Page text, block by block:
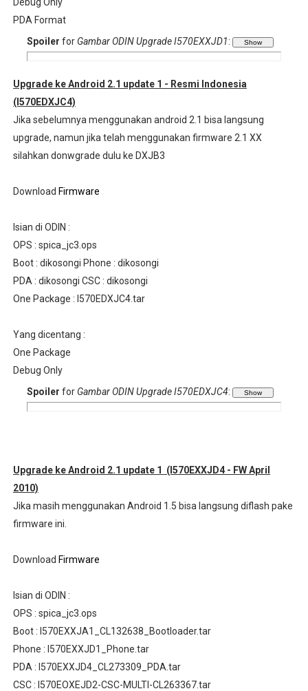
PDA Format
Spoiler for Gambar ODIN Upgrade I570EXXJD1:
Upgrade ke Android 2.1 update 1 - Resmi Indonesia
(I570EDXJC4)
Jika sebelumnya menggunakan android 2.1 bisa langsung
upgrade, namun jika telah menggunakan firmware 2.1 XX
silahkan donwgrade dulu ke DXJB3
Download Firmware
Isian di ODIN :
OPS : spica_jc3.ops
Boot : dikosongi Phone : dikosongi
PDA : dikosongi CSC : dikosongi
One Package : I570EDXJC4.tar
Yang dicentang :
One Package
Debug Only
Spoiler for Gambar ODIN Upgrade I570EDXJC4:
Upgrade ke Android 2.1 update 1 (I570EXXJD4 - FW April
2010)
Jika masih menggunakan Android 1.5 bisa langsung diflash pake
firmware ini.
Download Firmware
Isian di ODIN :
OPS : spica_jc3.ops
Boot : I570EXXJA1_CL132638_Bootloader.tar
Phone : I570EXXJD1_Phone.tar
PDA : I570EXXJD4_CL273309_PDA.tar
CSC : I570EOXEJD2-CSC-MULTI-CL263367.tar